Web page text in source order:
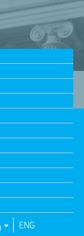
ENG